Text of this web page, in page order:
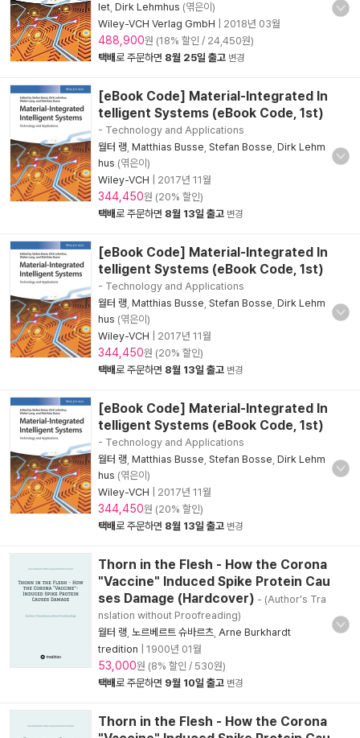
let Dirk Lehmhus (엮은이)
Wiley-VCH Verlag GmbH
2018년 03월
488,900원 (18% 할인 / 24,450원)
택배로 주문하면 8월 25일 출고 변경
[eBook Code] Material-Integrated In
telligent Systems (eBook Code, 1st)
- Technology and Applications
월터 랭 Matthias Busse Stefan Bosse Dirk Lehm
hus (엮은이)
Wiley-VCH
2017년 11월
344,450원 (20% 할인)
택배로 주문하면 8월 13일 출고 변경
[eBook Code] Material-Integrated In
telligent Systems (eBook Code, 1st)
- Technology and Applications
월터 랭 Matthias Busse Stefan Bosse Dirk Lehm
hus (엮은이)
Wiley-VCH
2017년 11월
344,450원 (20% 할인)
택배로 주문하면 8월 13일 출고 변경
[eBook Code] Material-Integrated In
telligent Systems (eBook Code, 1st)
- Technology and Applications
월터 랭 Matthias Busse Stefan Bosse Dirk Lehm
hus (엮은이)
Wiley-VCH
2017년 11월
344,450원 (20% 할인)
택배로 주문하면 8월 13일 출고 변경
Thorn in the Flesh - How the Corona
"Vaccine" Induced Spike Protein Cau
ses Damage (Hardcover) - (Author's Tra
nslation without Proofreading)
월터 랭 노르베르트 슈바르츠 Arne Burkhardt
tredition
1900년 01월
53,000원 (8% 할인 / 530원)
택배로 주문하면 9월 10일 출고 변경
Thorn in the Flesh - How the Corona